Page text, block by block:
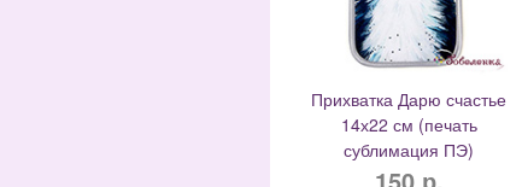
Прихватка Дарю счастье
14х22 см (печать
сублимация ПЭ)